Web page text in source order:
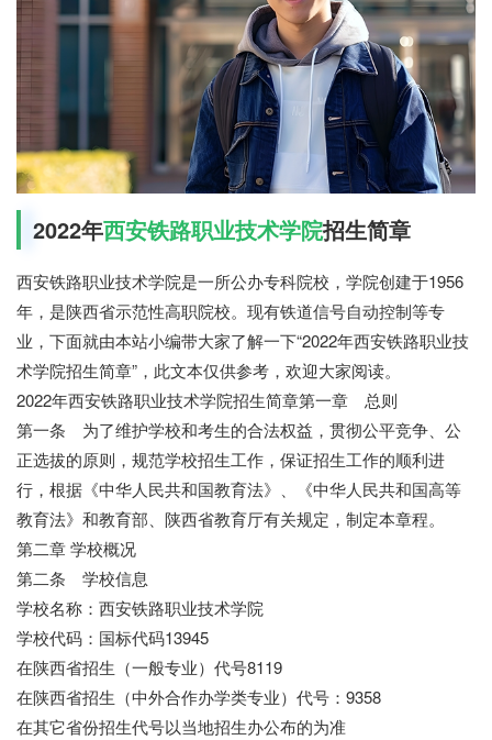
2022年西安铁路职业技术学院招生简章
西安铁路职业技术学院是一所公办专科院校，学院创建于1956
年，是陕西省示范性高职院校。现有铁道信号自动控制等专
业，下面就由本站小编带大家了解一下“2022年西安铁路职业技
术学院招生简章”，此文本仅供参考，欢迎大家阅读。
2022年西安铁路职业技术学院招生简章第一章 总则
第一条 为了维护学校和考生的合法权益，贯彻公平竞争、公
正选拔的原则，规范学校招生工作，保证招生工作的顺利进
行，根据《中华人民共和国教育法》、《中华人民共和国高等
教育法》和教育部、陕西省教育厅有关规定，制定本章程。
第二章 学校概况
第二条 学校信息
学校名称：西安铁路职业技术学院
学校代码：国标代码13945
在陕西省招生（一般专业）代号8119
在陕西省招生（中外合作办学类专业）代号：9358
在其它省份招生代号以当地招生办公布的为准